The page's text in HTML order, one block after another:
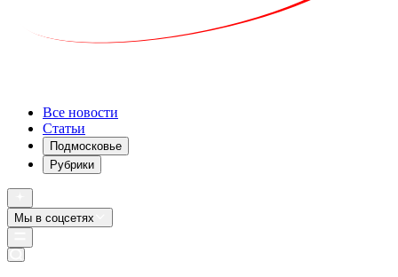
Все новости
Статьи
Подмосковье
Рубрики
Мы в соцсетях